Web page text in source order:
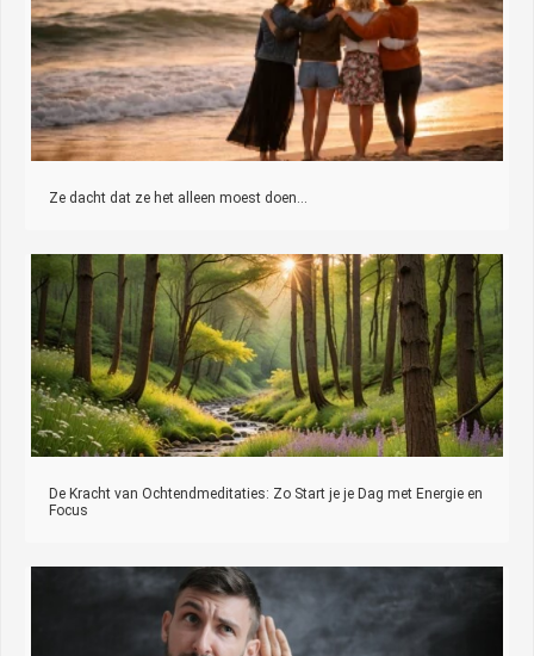
Ze dacht dat ze het alleen moest doen…
De Kracht van Ochtendmeditaties: Zo Start je je Dag met Energie en
Focus